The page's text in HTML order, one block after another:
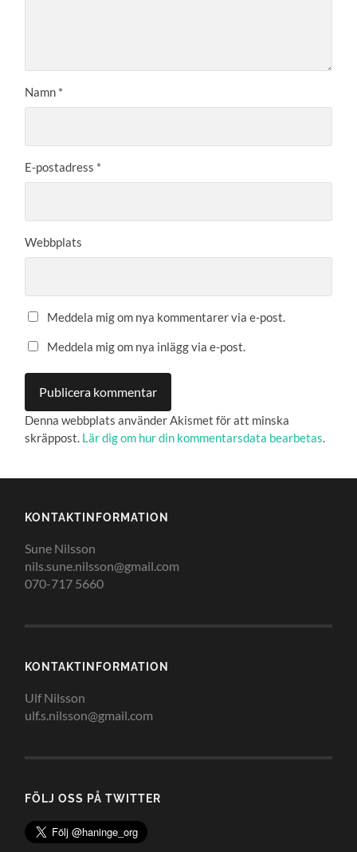
Namn *
E-postadress *
Webbplats
Meddela mig om nya kommentarer via e-post.
Meddela mig om nya inlägg via e-post.
Denna webbplats använder Akismet för att minska
skräppost. Lär dig om hur din kommentarsdata bearbetas.
KONTAKTINFORMATION
Sune Nilsson
nils.sune.nilsson@gmail.com
070-717 5660
KONTAKTINFORMATION
Ulf Nilsson
ulf.s.nilsson@gmail.com
FÖLJ OSS PÅ TWITTER